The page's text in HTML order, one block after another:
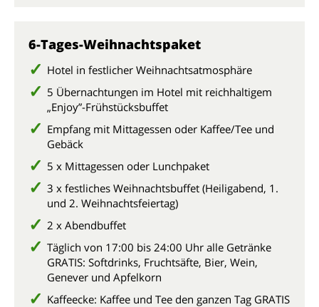
6-Tages-Weihnachtspaket
Hotel in festlicher Weihnachtsatmosphäre
5 Übernachtungen im Hotel mit reichhaltigem
„Enjoy”-Frühstücksbuffet
Empfang mit Mittagessen oder Kaffee/Tee und
Gebäck
5 x Mittagessen oder Lunchpaket
3 x festliches Weihnachtsbuffet (Heiligabend, 1.
und 2. Weihnachtsfeiertag)
2 x Abendbuffet
Täglich von 17:00 bis 24:00 Uhr alle Getränke
GRATIS: Softdrinks, Fruchtsäfte, Bier, Wein,
Genever und Apfelkorn
Kaffeecke: Kaffee und Tee den ganzen Tag GRATIS